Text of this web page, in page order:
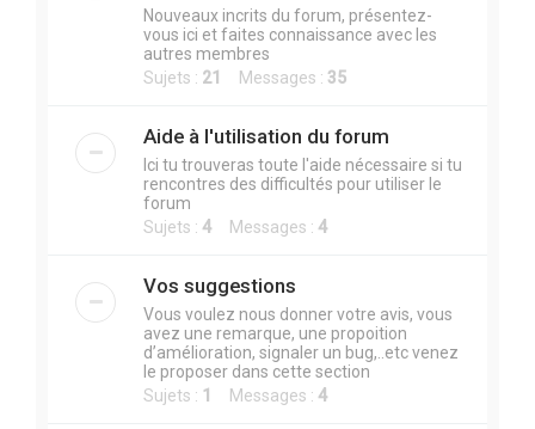
Nouveaux incrits du forum, présentez-
vous ici et faites connaissance avec les
autres membres
Sujets : 21 Messages : 35
Aide à l'utilisation du forum
Ici tu trouveras toute l'aide nécessaire si tu
rencontres des difficultés pour utiliser le
forum
Sujets : 4 Messages : 4
Vos suggestions
Vous voulez nous donner votre avis, vous
avez une remarque, une propoition
d’amélioration, signaler un bug,..etc venez
le proposer dans cette section
Sujets : 1 Messages : 4